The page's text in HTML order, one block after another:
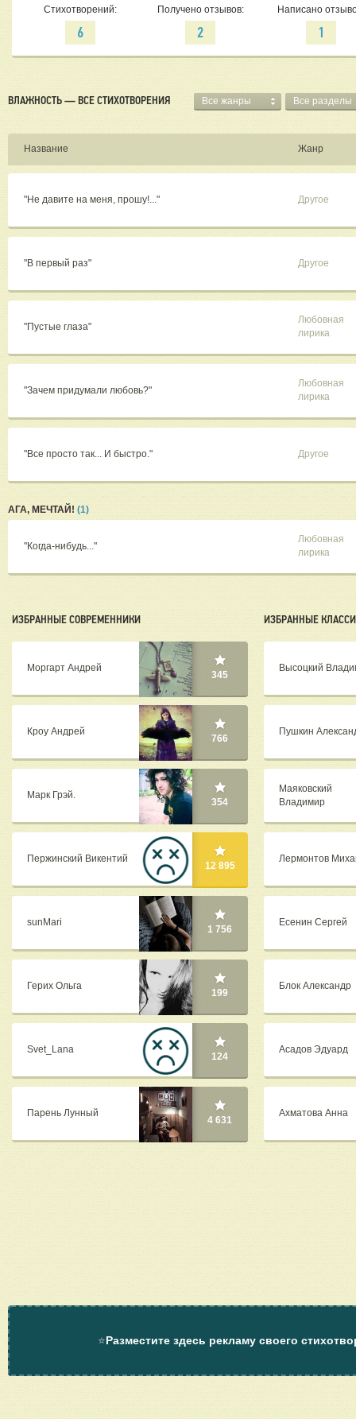
Стихотворений:
6
Получено отзывов:
2
Написано
1
ВЛАЖНОСТЬ — ВСЕ СТИХОТВОРЕНИЯ Все жанры Все разделы
Название Жанр
"Не давите на меня, прошу!..." Другое
"В первый раз" Другое
"Пустые глаза"
Любовная
лирика
"Зачем придумали любовь?"
Любовная
лирика
"Все просто так... И быстро." Другое
АГА, МЕЧТАЙ! (1)
"Когда-нибудь..."
Любовная
лирика
ИЗБРАННЫЕ СОВРЕМЕННИКИ
Моргарт Андрей
345
Кроу Андрей
766
Марк Грэй.
354
Пержинский Викентий
12 895
sunMari
1 756
Герих Ольга
199
Svet_Lana
124
Парень Лунный
4 631
ИЗБРАННЫЕ
Высоцкий
Пушкин
Маяковский
Владимир
Лермонтов
Есенин Сергей
Блок Александр
Асадов Эдуард
Ахматова Анна
⭐Разместите здесь рекламу своего